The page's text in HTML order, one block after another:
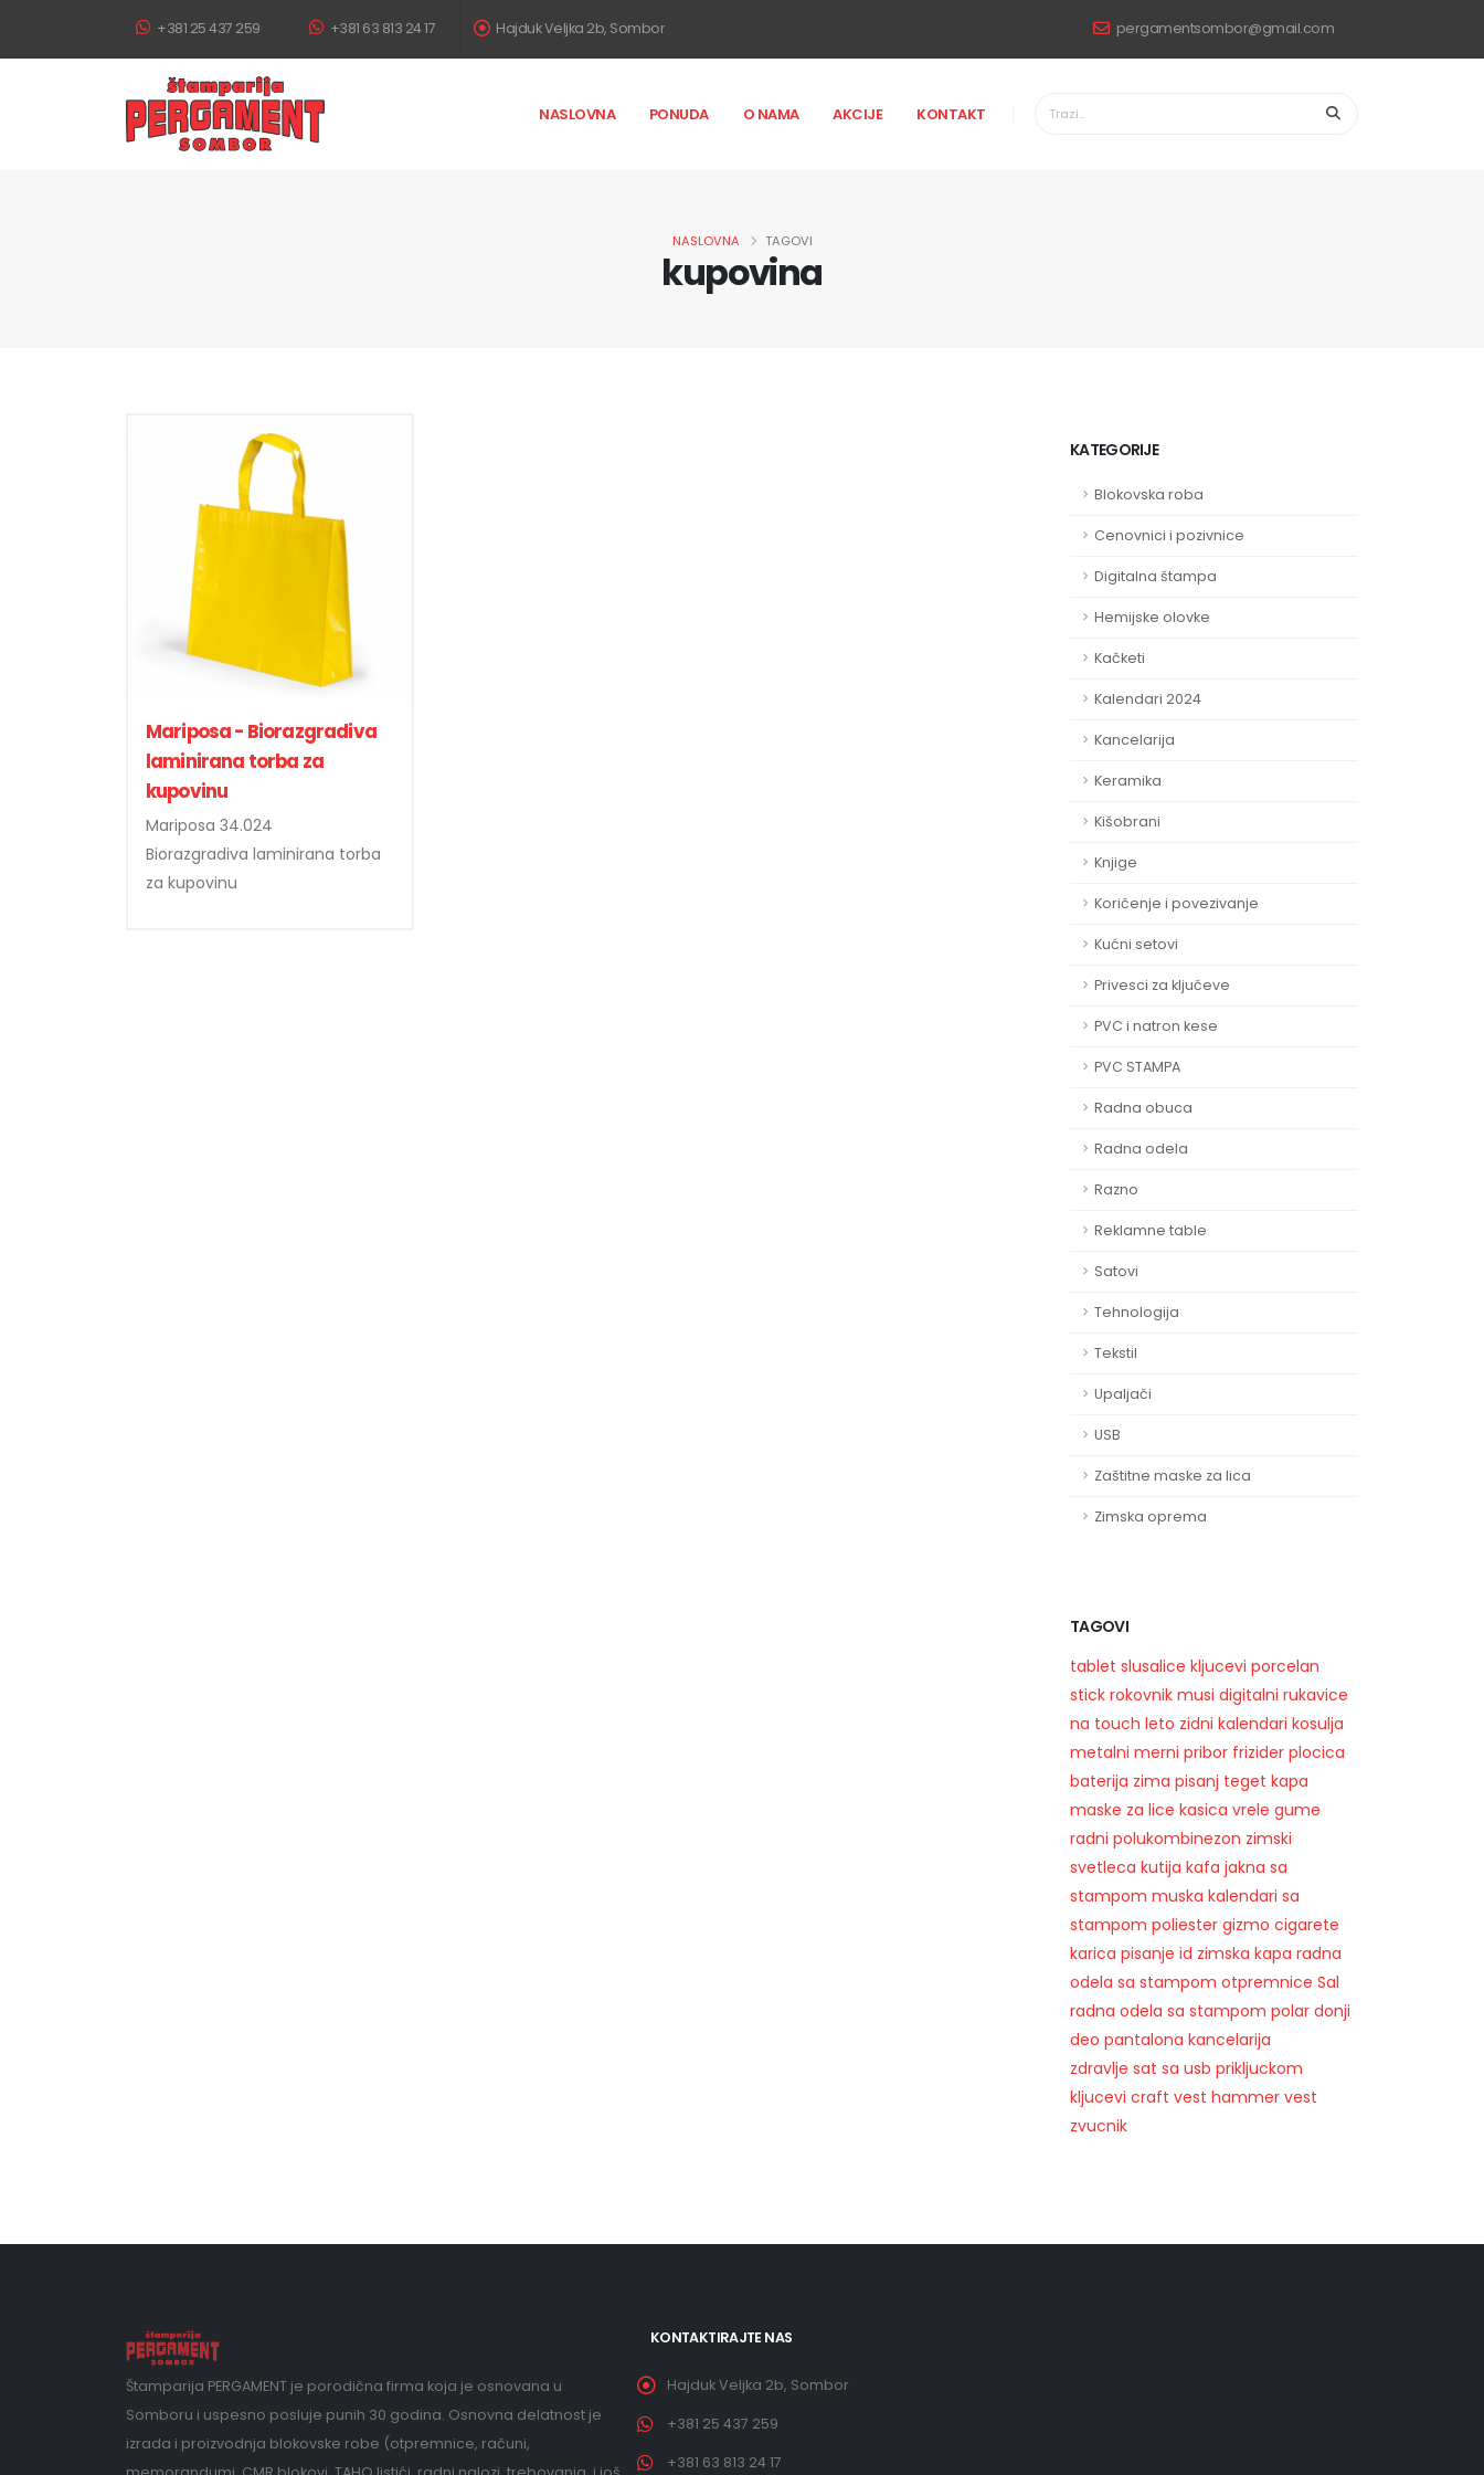
+381 25 437 259 +381 63 813 24 17 Hajduk Veljka 2b, Sombor pergamentsombor@gmail.com
NASLOVNA PONUDA O NAMA AKCIJE KONTAKT
kupovina
NASLOVNA TAGOVI
Mariposa - Biorazgradiva
laminirana torba za
kupovinu
Mariposa 34.024
Biorazgradiva laminirana torba
za kupovinu
KATEGORIJE
Blokovska roba
Cenovnici i pozivnice
Digitalna štampa
Hemijske olovke
Kačketi
Kalendari 2024
Kancelarija
Keramika
Kišobrani
Knjige
Koričenje i povezivanje
Kućni setovi
Privesci za ključeve
PVC i natron kese
PVC STAMPA
Radna obuca
Radna odela
Razno
Reklamne table
Satovi
Tehnologija
Tekstil
Upaljači
USB
Zaštitne maske za lica
Zimska oprema
TAGOVI
tablet slusalice kljucevi porcelan
stick rokovnik musi digitalni rukavice
na touch leto zidni kalendari kosulja
metalni merni pribor frizider plocica
baterija zima pisanj teget kapa
maske za lice kasica vrele gume
radni polukombinezon zimski
svetleca kutija kafa jakna sa
stampom muska kalendari sa
stampom poliester gizmo cigarete
karica pisanje id zimska kapa radna
odela sa stampom otpremnice Sal
radna odela sa stampom polar donji
deo pantalona kancelarija
zdravlje sat sa usb prikljuckom
kljucevi craft vest hammer vest
zvucnik
Štamparija PERGAMENT je porodična firma koja je osnovana u
Somboru i uspesno posluje punih 30 godina. Osnovna delatnost je
izrada i proizvodnja blokovske robe (otpremnice, računi,
KONTAKTIRAJTE NAS
Hajduk Veljka 2b, Sombor
+381 25 437 259
+381 63 813 24 17